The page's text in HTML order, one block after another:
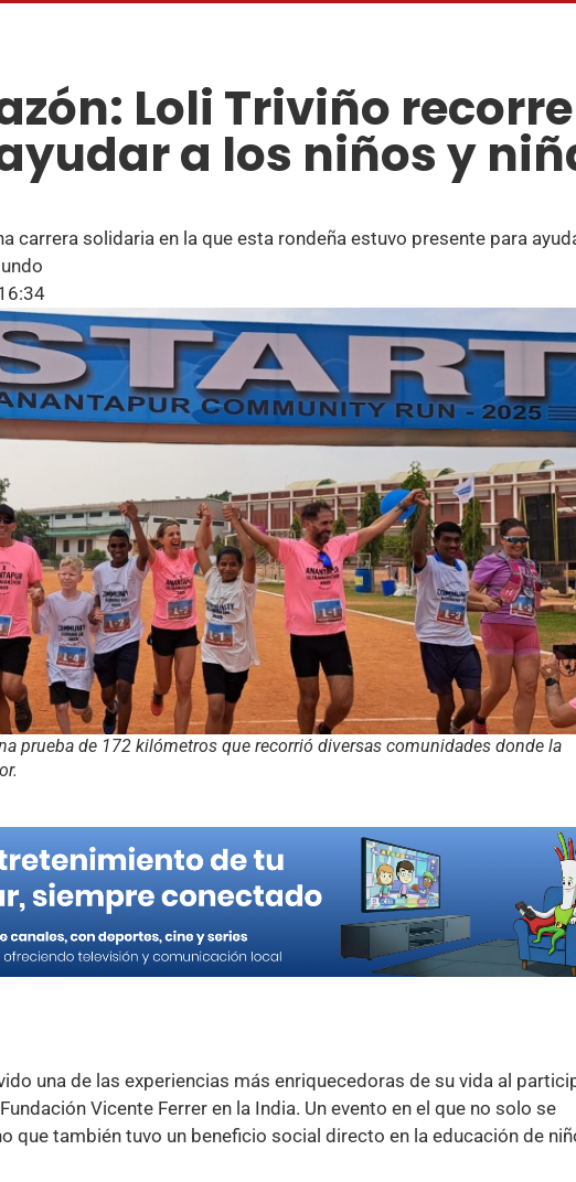
Loli Triviño recorre
a los niños y
carrera solidaria en la que esta rondeña estuvo presente para
prueba de 172 kilómetros que recorrió diversas comunidades donde la
una de las experiencias más enriquecedoras de su vida al
Vicente Ferrer en la India. Un evento en el que no solo se
que también tuvo un beneficio social directo en la educación de